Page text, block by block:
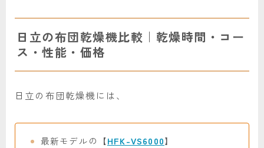
日立の布団乾燥機比較｜乾燥時間・コー
ス・性能・価格
日立の布団乾燥機には、
最新モデルの【HFK-VS6000】